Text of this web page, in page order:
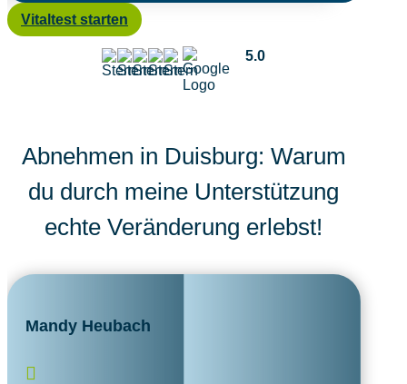
Vitaltest starten
5.0
Abnehmen in Duisburg: Warum
du durch meine Unterstützung
echte Veränderung erlebst!
Mandy Heubach
